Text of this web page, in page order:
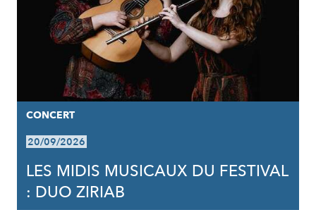
CONCERT
20/09/2026
LES MIDIS MUSICAUX DU FESTIVAL
: DUO ZIRIAB